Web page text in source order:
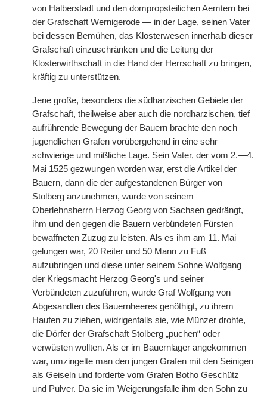
von Halberstadt und den dompropsteilichen Aemtern bei
der Grafschaft Wernigerode — in der Lage, seinen Vater
bei dessen Bemühen, das Klosterwesen innerhalb dieser
Grafschaft einzuschränken und die Leitung der
Klosterwirthschaft in die Hand der Herrschaft zu bringen,
kräftig zu unterstützen.
Jene große, besonders die südharzischen Gebiete der
Grafschaft, theilweise aber auch die nordharzischen, tief
aufrührende Bewegung der Bauern brachte den noch
jugendlichen Grafen vorübergehend in eine sehr
schwierige und mißliche Lage. Sein Vater, der vom 2.—4.
Mai 1525 gezwungen worden war, erst die Artikel der
Bauern, dann die der aufgestandenen Bürger von
Stolberg anzunehmen, wurde von seinem
Oberlehnsherrn Herzog Georg von Sachsen gedrängt,
ihm und den gegen die Bauern verbündeten Fürsten
bewaffneten Zuzug zu leisten. Als es ihm am 11. Mai
gelungen war, 20 Reiter und 50 Mann zu Fuß
aufzubringen und diese unter seinem Sohne Wolfgang
der Kriegsmacht Herzog Georg's und seiner
Verbündeten zuzuführen, wurde Graf Wolfgang von
Abgesandten des Bauernheeres genöthigt, zu ihrem
Haufen zu ziehen, widrigenfalls sie, wie Münzer drohte,
die Dörfer der Grafschaft Stolberg „puchen“ oder
verwüsten wollten. Als er im Bauernlager angekommen
war, umzingelte man den jungen Grafen mit den Seinigen
als Geiseln und forderte vom Grafen Botho Geschütz
und Pulver. Da sie im Weigerungsfalle ihm den Sohn zu